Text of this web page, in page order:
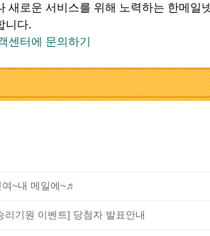
새로운 서비스를 위해 노력하는 한메일
니다.
센터에 문의하기
~내 메일에~♬
리기원 이벤트] 당첨자 발표안내